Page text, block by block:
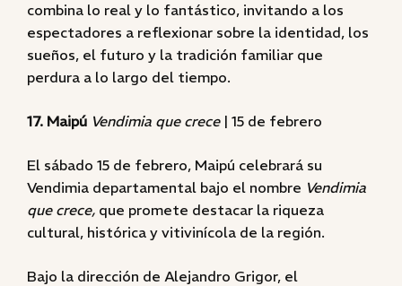
combina lo real y lo fantástico, invitando a los
espectadores a reflexionar sobre la identidad, los
sueños, el futuro y la tradición familiar que
perdura a lo largo del tiempo.
17. Maipú Vendimia que crece| 15 de febrero
El sábado 15 de febrero, Maipú celebrará su
Vendimia departamental bajo el nombre Vendimia
que crece, que promete destacar la riqueza
cultural, histórica y vitivinícola de la región.
Bajo la dirección de Alejandro Grigor, el